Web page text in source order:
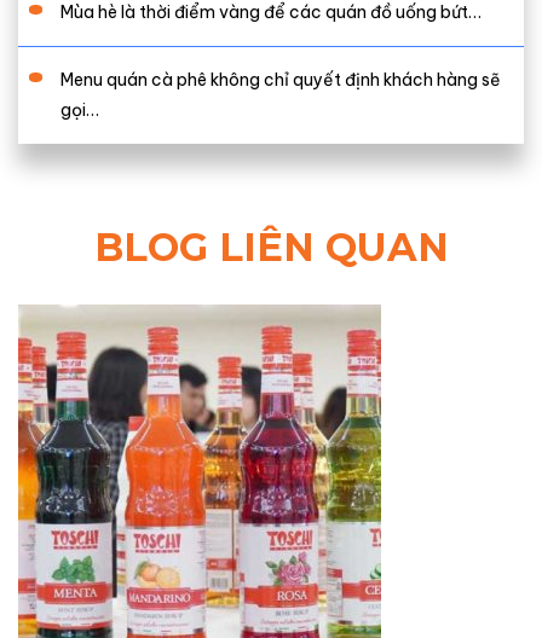
Mùa hè là thời điểm vàng để các quán đồ uống bứt…
Menu quán cà phê không chỉ quyết định khách hàng sẽ
gọi…
BLOG LIÊN QUAN